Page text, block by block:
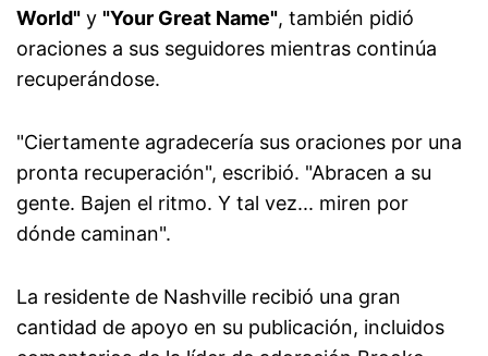
World" y "Your Great Name", también pidió
oraciones a sus seguidores mientras continúa
recuperándose.
"Ciertamente agradecería sus oraciones por una
pronta recuperación", escribió. "Abracen a su
gente. Bajen el ritmo. Y tal vez... miren por
dónde caminan".
La residente de Nashville recibió una gran
cantidad de apoyo en su publicación, incluidos